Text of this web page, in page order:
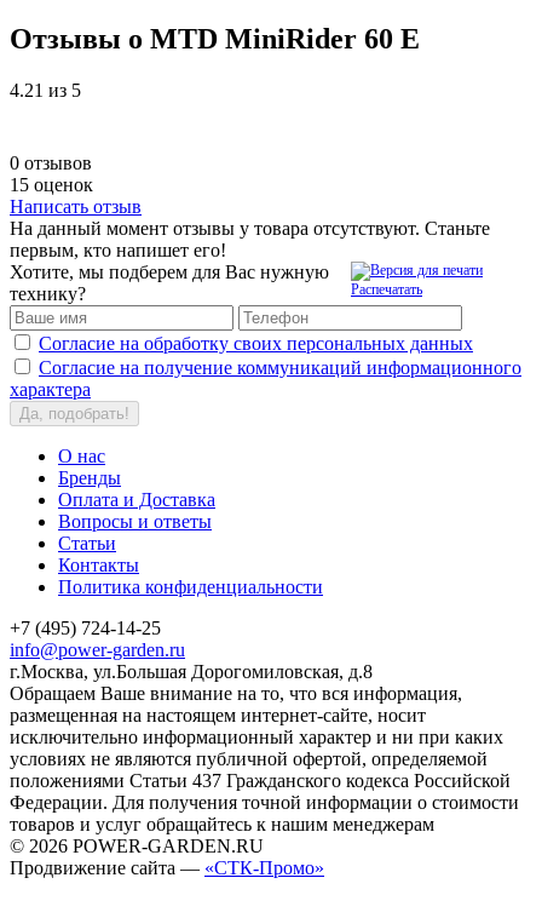
Отзывы о MTD MiniRider 60 E
4.21 из 5
0 отзывов
15 оценок
Написать отзыв
На данный момент отзывы у товара отсутствуют. Станьте
первым, кто напишет его!
Распечатать
Хотите, мы подберем для Вас нужную
технику?
Согласие на обработку своих персональных данных
Согласие на получение коммуникаций информационного
характера
Да, подобрать!
О нас
Бренды
Оплата и Доставка
Вопросы и ответы
Статьи
Контакты
Политика конфиденциальности
+7 (495) 724-14-25
info@power-garden.ru
г.Москва, ул.Большая Дорогомиловская, д.8
Обращаем Ваше внимание на то, что вся информация,
размещенная на настоящем интернет-сайте, носит
исключительно информационный характер и ни при каких
условиях не являются публичной офертой, определяемой
положениями Статьи 437 Гражданского кодекса Российской
Федерации. Для получения точной информации о стоимости
товаров и услуг обращайтесь к нашим менеджерам
© 2026 POWER-GARDEN.RU
Продвижение сайта — «СТК-Промо»